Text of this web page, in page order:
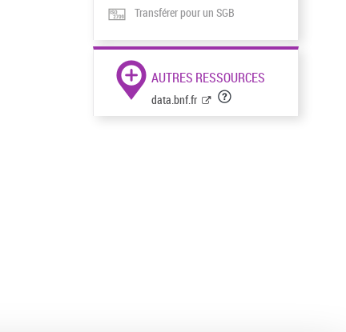
Transférer pour un SGB
AUTRES RESSOURCES
data.bnf.fr